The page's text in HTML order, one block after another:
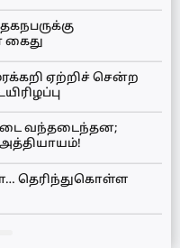
கைது
ஏற்றிச் சென்ற
வந்தடைந்தன;
அத்தியாயம்!
தெரிந்துகொள்ள